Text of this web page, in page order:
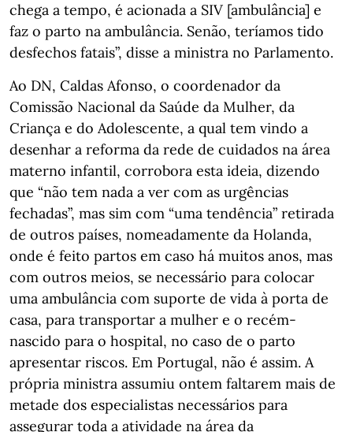
chega a tempo, é acionada a SIV [ambulância] e
faz o parto na ambulância. Senão, teríamos tido
desfechos fatais”, disse a ministra no Parlamento.
Ao DN, Caldas Afonso, o coordenador da
Comissão Nacional da Saúde da Mulher, da
Criança e do Adolescente, a qual tem vindo a
desenhar a reforma da rede de cuidados na área
materno infantil, corrobora esta ideia, dizendo
que “não tem nada a ver com as urgências
fechadas”, mas sim com “uma tendência” retirada
de outros países, nomeadamente da Holanda,
onde é feito partos em caso há muitos anos, mas
com outros meios, se necessário para colocar
uma ambulância com suporte de vida à porta de
casa, para transportar a mulher e o recém-
nascido para o hospital, no caso de o parto
apresentar riscos. Em Portugal, não é assim. A
própria ministra assumiu ontem faltarem mais de
metade dos especialistas necessários para
assegurar toda a atividade na área da